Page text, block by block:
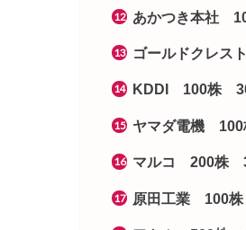
あかつき本社
ゴールドクレ
KDDI 100株
ヤマダ電機
マルコ 200株
原田工業 100